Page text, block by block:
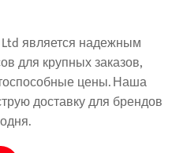
является надежным
для крупных заказов,
цены. Наша
доставку для брендов